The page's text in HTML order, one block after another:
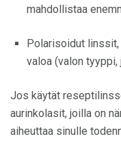
mahdollistaa
Polarisoidut linssit,
valoa (valon tyyppi,
Jos käytät
aurinkolasit, joilla on
aiheuttaa sinulle